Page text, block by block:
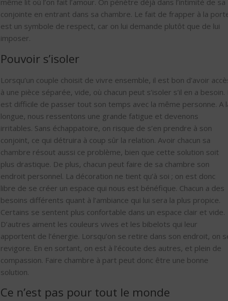
même lit où l’on fait l’amour. On pénètre déjà dans l’intimité de sa
conjointe en entrant dans sa chambre. Le fait de frapper à la
est un symbole de respect, car on lui demande plutôt que de lui
imposer.
Pouvoir s’isoler
Lorsqu’un couple choisit de vivre ensemble, il est bon d’avoir
à une pièce séparée, vide, où chacun peut s’isoler s’il en a besoin.
est difficile de passer tout son temps avec la même personne. A
longue, nous ressentons une grande fatigue et devenons
irritables. Sans échappatoire, on risque de s’en prendre à son
conjoint, ce qui détruira à coup sûr la relation. Avoir chacun sa
chambre résout aussi ce problème, bien que cette solution soit
plus drastique. De plus, chacun peut faire de sa chambre son
endroit personnel. La décoration ne tient qu’à soi ; on est donc
libre de se créer un espace qui nous est bénéfique. Chacun a des
besoins différents quant à l’ambiance qui lui sera la plus propice.
Certains se sentent plus confortable dans un espace clair et vide.
D’autres aiment les couleurs vives et les bibelots qui leur
apportent de l’énergie. Lorsqu’on se retire dans son endroit, on
revigore. En en sortant, on est à l’écoute des autres, et plein de
compassion. Faire chambre à part peut donc être une bonne
solution.
Ce n’est pas pour tout le monde